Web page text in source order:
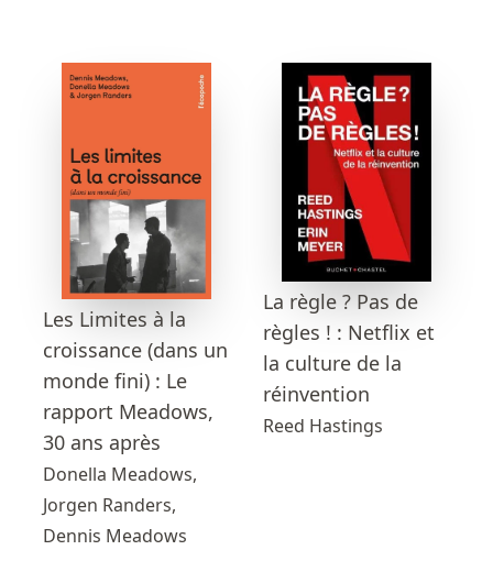
Les Limites à la
croissance (dans un
monde fini) : Le
rapport Meadows,
30 ans après
Donella Meadows,
Jorgen Randers,
Dennis Meadows
La règle ? Pas de
règles ! : Netflix et
la culture de la
réinvention
Reed Hastings